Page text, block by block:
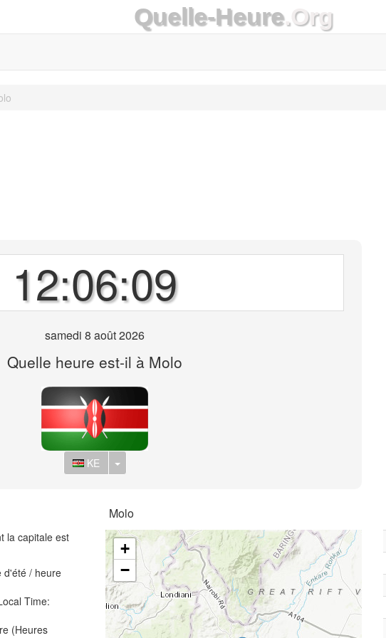
Quelle-Heure.Org
12:06:09
samedi 8 août 2026
Quelle heure est-il à Molo
KE Toggle Dropdown
la capitale est
d'été / heure
Time:
(Heures
Molo
+
−